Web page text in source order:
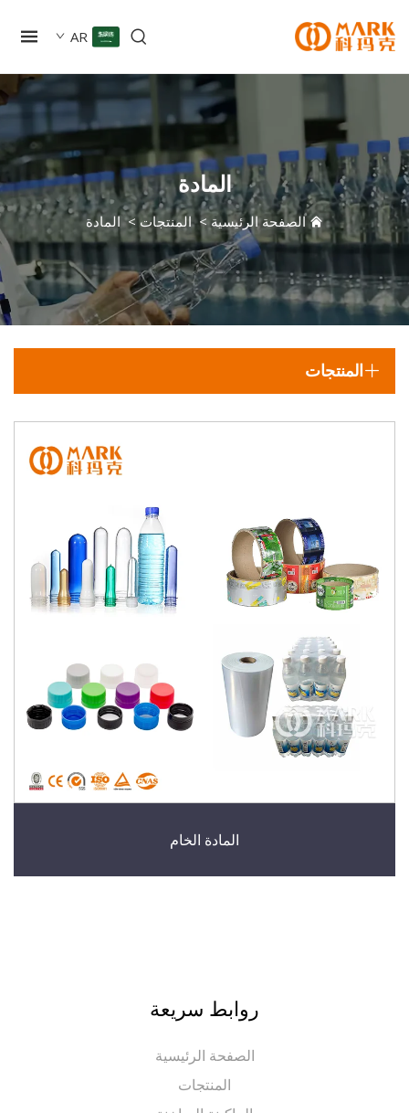
AR
المادة
الصفحة الرئيسية>المنتجات>المادة
المنتجات
المادة الخام
روابط سريعة
الصفحة الرئيسية
المنتجات